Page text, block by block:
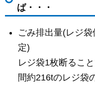
ば・・・
ごみ排出量(レジ
定)
レジ袋1枚断るこ
間約216tのレジ袋